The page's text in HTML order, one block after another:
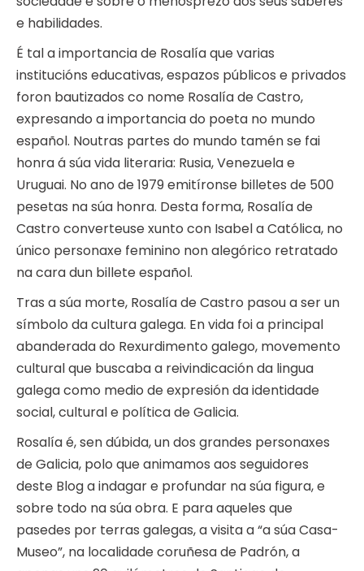
e habilidades.
É tal a importancia de Rosalía que varias
institucións educativas, espazos públicos e privados
foron bautizados co nome Rosalía de Castro,
expresando a importancia do poeta no mundo
español. Noutras partes do mundo tamén se fai
honra á súa vida literaria: Rusia, Venezuela e
Uruguai. No ano de 1979 emitíronse billetes de 500
pesetas na súa honra. Desta forma, Rosalía de
Castro converteuse xunto con Isabel a Católica, no
único personaxe feminino non alegórico retratado
na cara dun billete español.
Tras a súa morte, Rosalía de Castro pasou a ser un
símbolo da cultura galega. En vida foi a principal
abanderada do Rexurdimento galego, movemento
cultural que buscaba a reivindicación da lingua
galega como medio de expresión da identidade
social, cultural e política de Galicia.
Rosalía é, sen dúbida, un dos grandes personaxes
de Galicia, polo que animamos aos seguidores
deste Blog a indagar e profundar na súa figura, e
sobre todo na súa obra. E para aqueles que
pasedes por terras galegas, a visita a “a súa Casa-
Museo”, na localidade coruñesa de Padrón, a